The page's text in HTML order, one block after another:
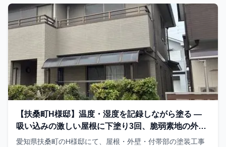
【扶桑町H様邸】温度・湿度を記録しながら塗る —
吸い込みの激しい屋根に下塗り3回、脆弱素地の外壁
に下塗り2回
愛知県扶桑町のH様邸にて、屋根・外壁・付帯部の塗装工事